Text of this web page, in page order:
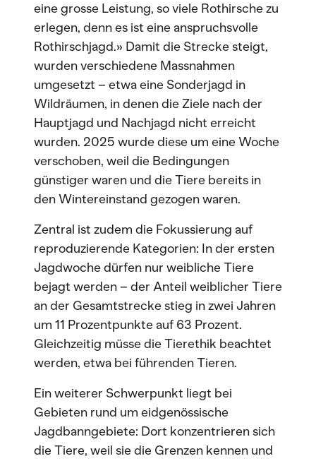
eine grosse Leistung, so viele Rothirsche zu
erlegen, denn es ist eine anspruchsvolle
Rothirschjagd.» Damit die Strecke steigt,
wurden verschiedene Massnahmen
umgesetzt – etwa eine Sonderjagd in
Wildräumen, in denen die Ziele nach der
Hauptjagd und Nachjagd nicht erreicht
wurden. 2025 wurde diese um eine Woche
verschoben, weil die Bedingungen
günstiger waren und die Tiere bereits in
den Wintereinstand gezogen waren.
Zentral ist zudem die Fokussierung auf
reproduzierende Kategorien: In der ersten
Jagdwoche dürfen nur weibliche Tiere
bejagt werden – der Anteil weiblicher Tiere
an der Gesamtstrecke stieg in zwei Jahren
um 11 Prozentpunkte auf 63 Prozent.
Gleichzeitig müsse die Tierethik beachtet
werden, etwa bei führenden Tieren.
Ein weiterer Schwerpunkt liegt bei
Gebieten rund um eidgenössische
Jagdbanngebiete: Dort konzentrieren sich
die Tiere, weil sie die Grenzen kennen und